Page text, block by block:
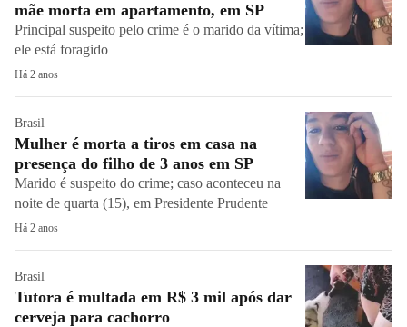
mãe morta em apartamento, em SP
Principal suspeito pelo crime é o marido da vítima;
ele está foragido
Há 2 anos
Brasil
Mulher é morta a tiros em casa na
presença do filho de 3 anos em SP
Marido é suspeito do crime; caso aconteceu na
noite de quarta (15), em Presidente Prudente
Há 2 anos
Brasil
Tutora é multada em R$ 3 mil após dar
cerveja para cachorro